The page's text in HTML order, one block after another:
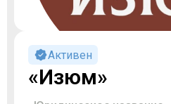
Активен
«Изюм»